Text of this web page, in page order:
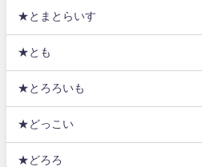
★とまとらいす
★とも
★とろろいも
★どっこい
★どろろ